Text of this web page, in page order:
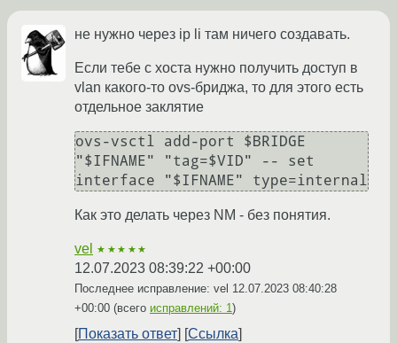
не нужно через ip li там ничего создавать.
Если тебе с хоста нужно получить доступ в
vlan какого-то ovs-бриджа, то для этого есть
отдельное заклятие
ovs-vsctl add-port $BRIDGE
"$IFNAME" "tag=$VID" -- set
interface "$IFNAME" type=internal
Как это делать через NM - без понятия.
vel ★★★★★
12.07.2023 08:39:22 +00:00
Последнее исправление: vel 12.07.2023 08:40:28
+00:00 (всего исправлений: 1)
Показать ответ Ссылка